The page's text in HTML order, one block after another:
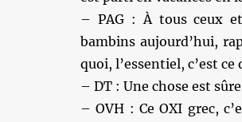
– PAG : À tous ceux
bambins aujourd’hui,
quoi, l’essentiel, c’est
– DT : Une chose est
– OVH : Ce OXI grec,